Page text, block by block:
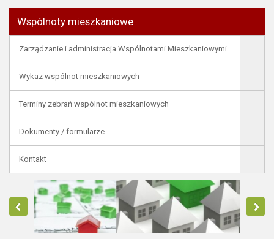
Wspólnoty mieszkaniowe
Zarządzanie i administracja Wspólnotami Mieszkaniowymi
Wykaz wspólnot mieszkaniowych
Terminy zebrań wspólnot mieszkaniowych
Dokumenty / formularze
Kontakt